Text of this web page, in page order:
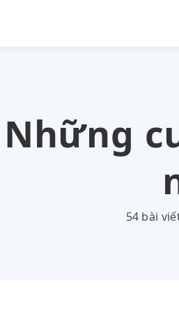
Những
54 bài